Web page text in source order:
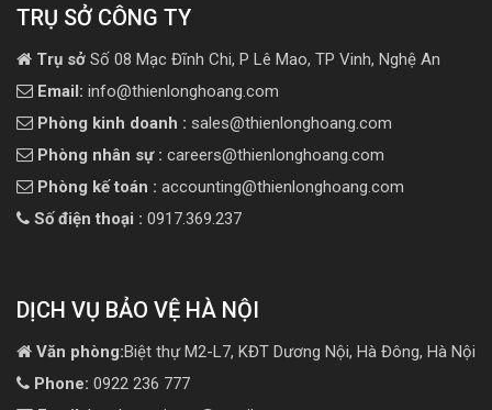
TRỤ SỞ CÔNG TY
Trụ sở Số 08 Mạc Đĩnh Chi, P Lê Mao, TP Vinh, Nghệ An
Email: info@thienlonghoang.com
Phòng kinh doanh : sales@thienlonghoang.com
Phòng nhân sự : careers@thienlonghoang.com
Phòng kế toán : accounting@thienlonghoang.com
Số điện thoại : 0917.369.237
DỊCH VỤ BẢO VỆ HÀ NỘI
Văn phòng:Biệt thự M2-L7, KĐT Dương Nội, Hà Đông, Hà Nội
Phone: 0922 236 777